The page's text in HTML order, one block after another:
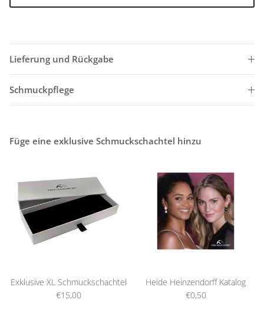
Lieferung und Rückgabe
Schmuckpflege
Füge eine exklusive Schmuckschachtel hinzu
Exklusive XL Schmuckschachtel
€15,00
Heide Heinzendorff Katalog
€0,50